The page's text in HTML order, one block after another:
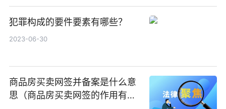
犯罪构成的要件要素有哪些？
2023-06-30
商品房买卖网签并备案是什么意
思（商品房买卖网签的作用有哪